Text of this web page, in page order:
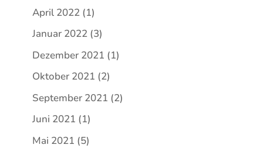
April 2022(1)
Januar 2022(3)
Dezember 2021 (1)
Oktober 2021 (2)
September 2021 (2)
Juni 2021 (1)
Mai 2021 (5)